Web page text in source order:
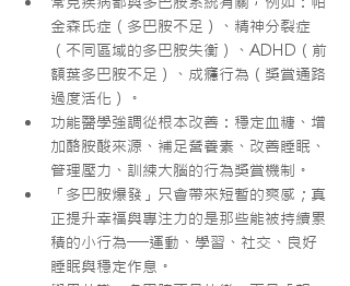
金森氏症（多巴胺不足）、精神分裂症
（不同區域的多巴胺失衡）、ADHD（前
額葉多巴胺不足）、成癮行為（獎賞通路
過度活化）。
功能醫學強調從根本改善：穩定血糖、增
加酪胺酸來源、補足營養素、改善睡眠、
管理壓力、訓練大腦的行為獎賞機制。
「多巴胺爆發」只會帶來短暫的爽感；真
正提升幸福與專注力的是那些能被持續累
積的小行為──運動、學習、社交、良好
睡眠與穩定作息。